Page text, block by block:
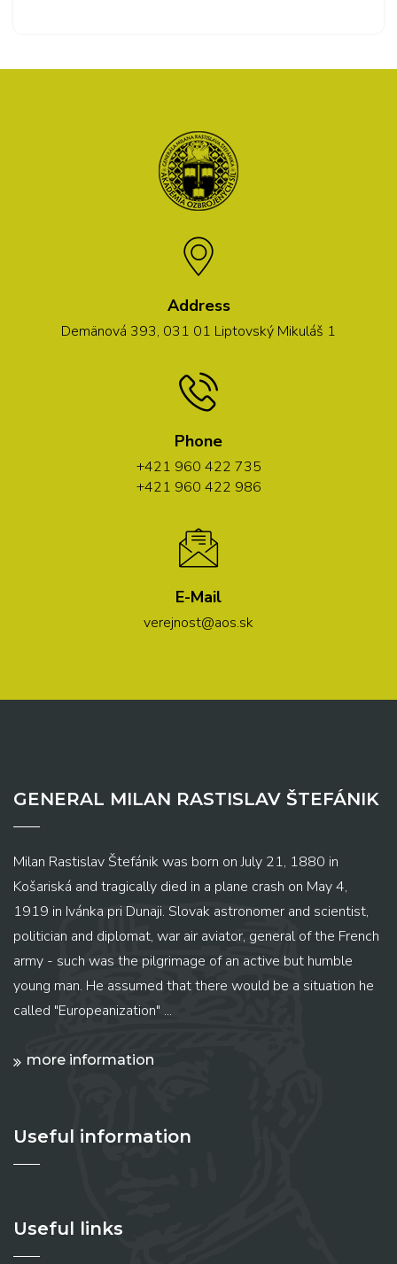
Address
Demänová 393, 031 01 Liptovský Mikuláš 1
Phone
+421 960 422 735
+421 960 422 986
E-Mail
verejnost@aos.sk
GENERAL MILAN RASTISLAV ŠTEFÁNIK
Milan Rastislav Štefánik was born on July 21, 1880 in
Košariská and tragically died in a plane crash on May 4,
1919 in Ivánka pri Dunaji. Slovak astronomer and scientist,
politician and diplomat, war air aviator, general of the French
army - such was the pilgrimage of an active but humble
young man. He assumed that there would be a situation he
called "Europeanization" ...
more information
Useful information
Useful links